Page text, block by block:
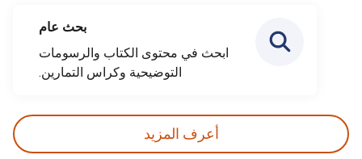
بحث عام
ابحث في محتوى الكتاب والرسومات
التوضيحية وكراس التمارين.
أعرف المزيد